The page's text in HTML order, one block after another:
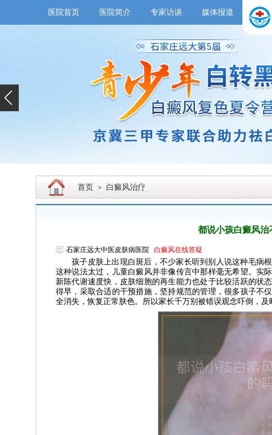
医院首页 医院简介 专家访谈 媒体报道
首页 > 白癜风治疗
都说小孩白癜风治
石家庄远大中医皮肤病医院 白癜风在线答疑
孩子皮肤上出现白斑后，不少家长听到别人说这种毛病
这种说法太过，儿童白癜风并非像传言中那样毫无希望。实
新陈代谢速度快，皮肤细胞的再生能力也处于比较活跃的状
得早，采取合适的干预措施，坚持规范的管理，很多孩子不
全消失，恢复正常肤色。所以家长千万别被错误观念吓倒，及